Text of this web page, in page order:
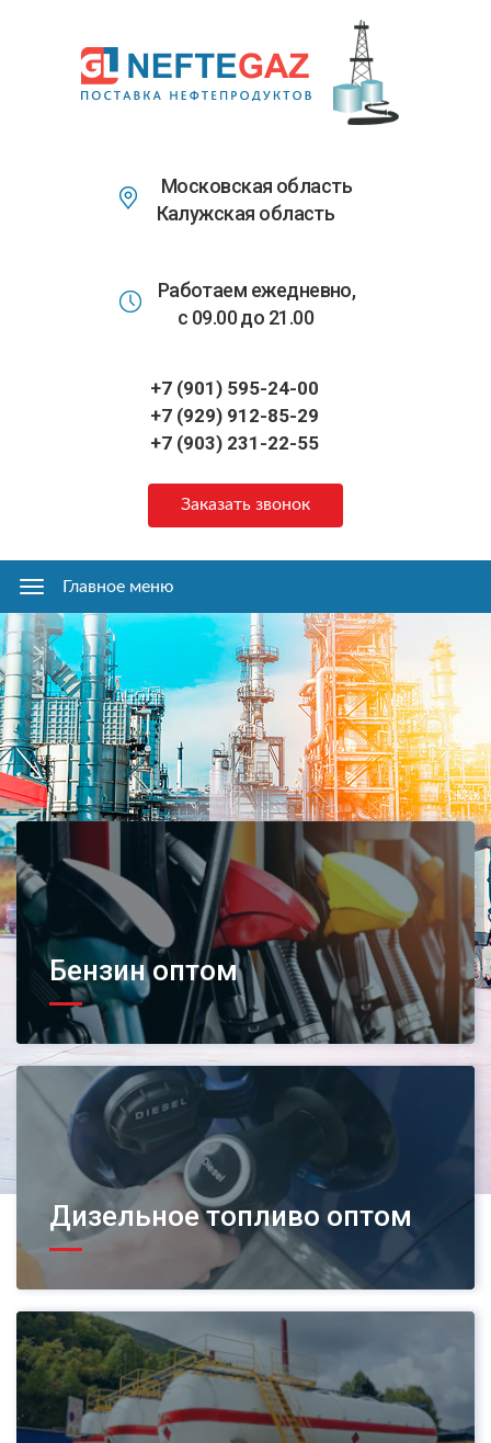
основному
содержанию
Московская область
Калужская область
Работаем ежедневно,
с 09.00 до 21.00
+7 (901) 595-24-00
+7 (929) 912-85-29
+7 (903) 231-22-55
Заказать звонок
Главное
меню
Главное меню
Бензин оптом
Дизельное топливо оптом